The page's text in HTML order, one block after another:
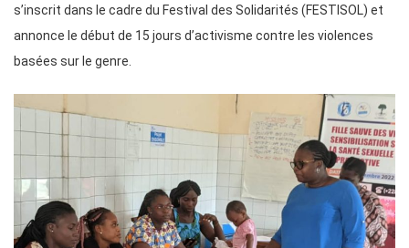
s’inscrit dans le cadre du Festival des Solidarités (FESTISOL) et
annonce le début de 15 jours d’activisme contre les violences
basées sur le genre.